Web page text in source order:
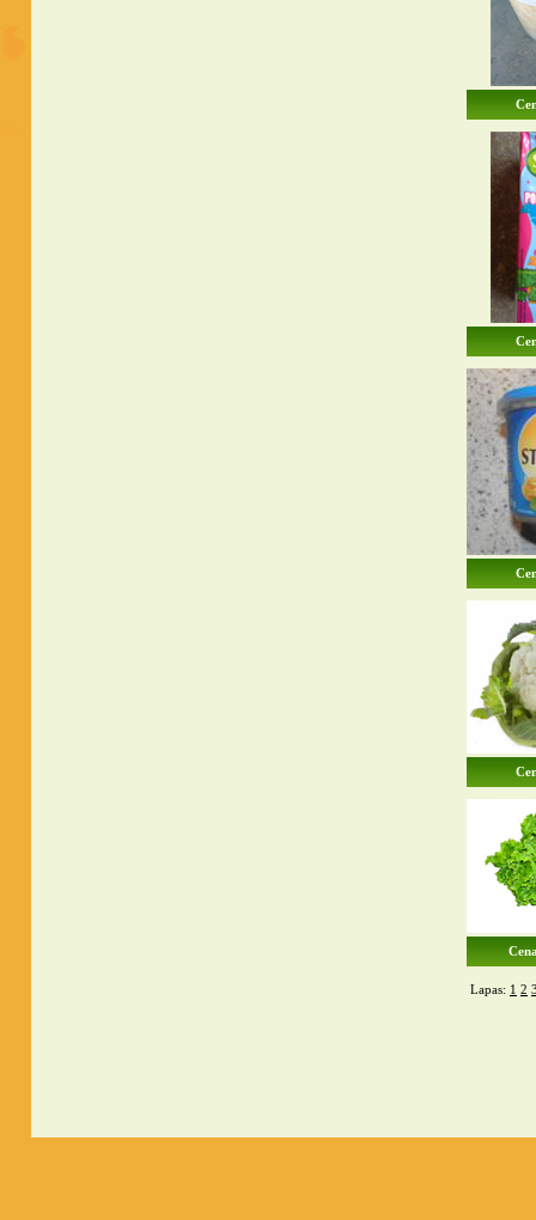
Lapas: 1 2